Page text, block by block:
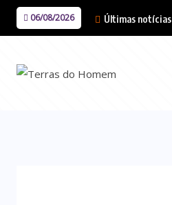
06/08/2026 Últimas notícias